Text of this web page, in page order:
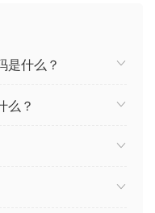
是什么？
么？